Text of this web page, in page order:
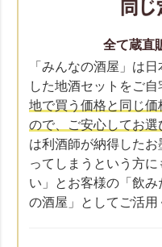
全て蔵直
「みんなの酒屋」は
した地酒セットをご自
地で買う価格と同じ
ので、ご安心してお選
は利酒師が納得した
ってしまうという方
い」とお客様の「飲
の酒屋」としてご活用